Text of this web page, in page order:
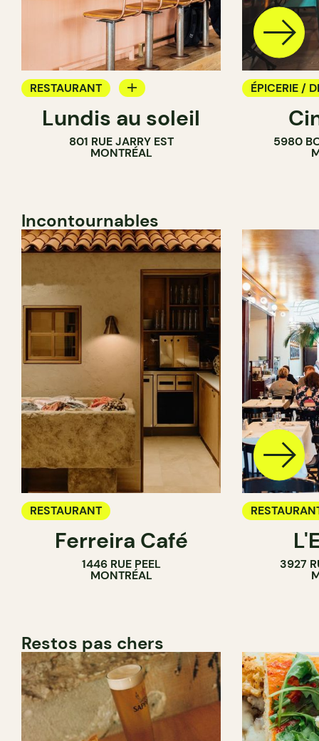
RESTAURANT
BAR À VIN
Lundis au soleil
801 RUE JARRY EST
MONTRÉAL
ÉPICERIE /
COMPTOIR
CAVISTE
5980
Incontournables
RESTAURANT
Ferreira Café
1446 RUE PEEL
MONTRÉAL
3927
Restos pas chers